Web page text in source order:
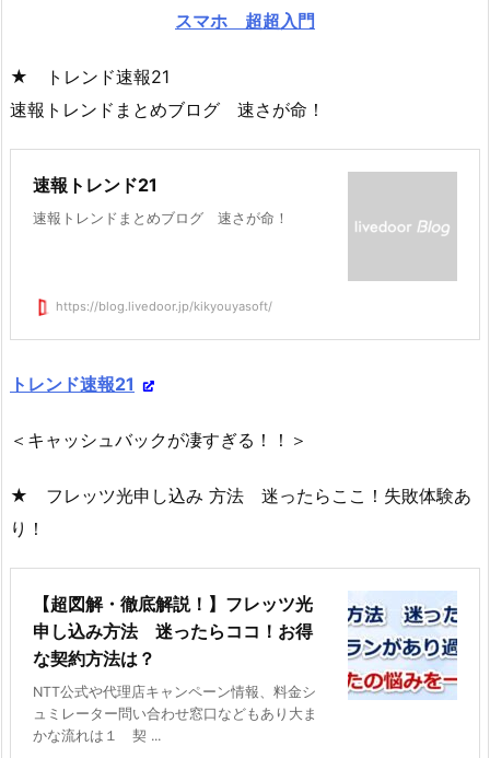
スマホ 超超入門
★ トレンド速報21
速報トレンドまとめブログ 速さが命！
速報トレンド21
速報トレンドまとめブログ 速さが命！
https://blog.livedoor.jp/kikyouyasoft/
トレンド速報21
＜キャッシュバックが凄すぎる！！＞
★ フレッツ光申し込み 方法 迷ったらここ！失敗体験あ
り！
【超図解・徹底解説！】フレッツ光
申し込み方法 迷ったらココ！お得
な契約方法は？
NTT公式や代理店キャンペーン情報、料金シ
ュミレーター問い合わせ窓口などもあり大ま
かな流れは１ 契 ...